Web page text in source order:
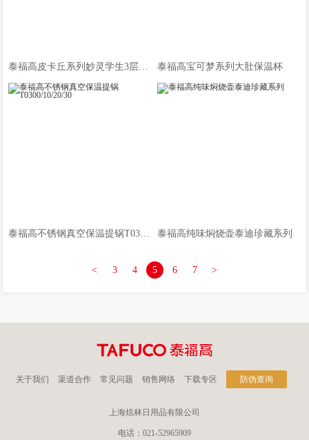
泰福高皮卡丘系列妙灵学生3层保温饭盒 泰福高宝可梦系列大肚保温杯
泰福高纯味焖烧壶泰迪珍藏系列
< 3 4 5 6 7 >
关于我们 渠道合作 常见问题 销售网络 下载专区 防伪查询
上海炫林日用品有限公司
电话：021-52965909